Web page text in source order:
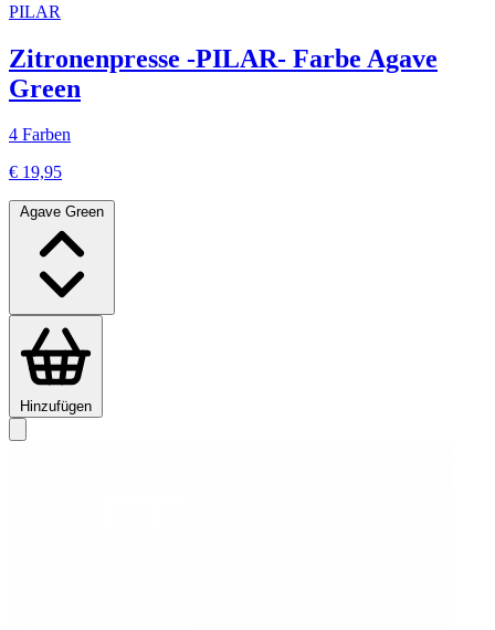
PILAR
Zitronenpresse -PILAR- Farbe Agave
Green
4 Farben
€ 19,95
Agave Green
Hinzufügen